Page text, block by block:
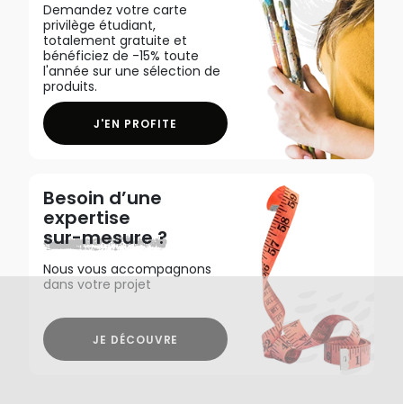
Demandez votre carte
privilège étudiant,
totalement gratuite et
bénéficiez de -15% toute
l'année sur une sélection de
produits.
J'EN PROFITE
Besoin d’une
expertise
sur-mesure ?
Nous vous accompagnons
dans votre projet
JE DÉCOUVRE